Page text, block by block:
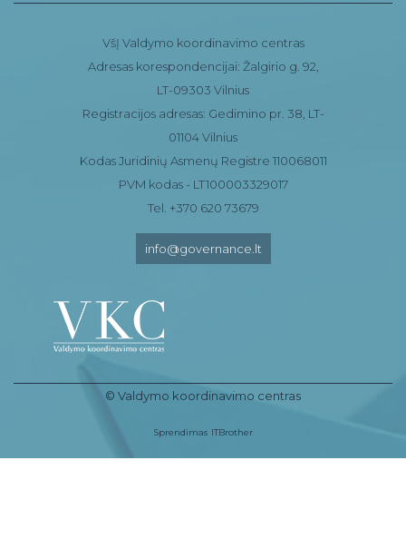
VšĮ Valdymo koordinavimo centras
Adresas korespondencijai: Žalgirio g. 92,
LT-09303 Vilnius
Registracijos adresas: Gedimino pr. 38, LT-
01104 Vilnius
Kodas Juridinių Asmenų Registre 110068011
PVM kodas - LT100003329017
Tel. +370 620 73679
info@governance.lt
© Valdymo koordinavimo centras
Sprendimas ITBrother